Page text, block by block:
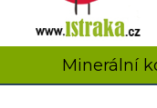
Minerální